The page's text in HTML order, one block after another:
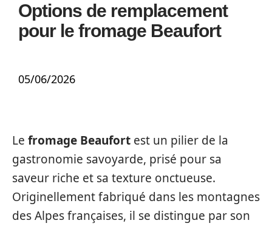
Options de remplacement
pour le fromage Beaufort
05/06/2026
Le fromage Beaufort est un pilier de la
gastronomie savoyarde, prisé pour sa
saveur riche et sa texture onctueuse.
Originellement fabriqué dans les montagnes
des Alpes françaises, il se distingue par son